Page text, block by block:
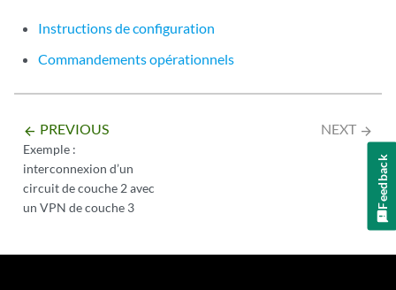
Instructions de configuration
Commandements opérationnels
arrow_backward PREVIOUS
Exemple :
interconnexion d’un
circuit de couche 2 avec
un VPN de couche 3
NEXT arrow_forward
Feedback